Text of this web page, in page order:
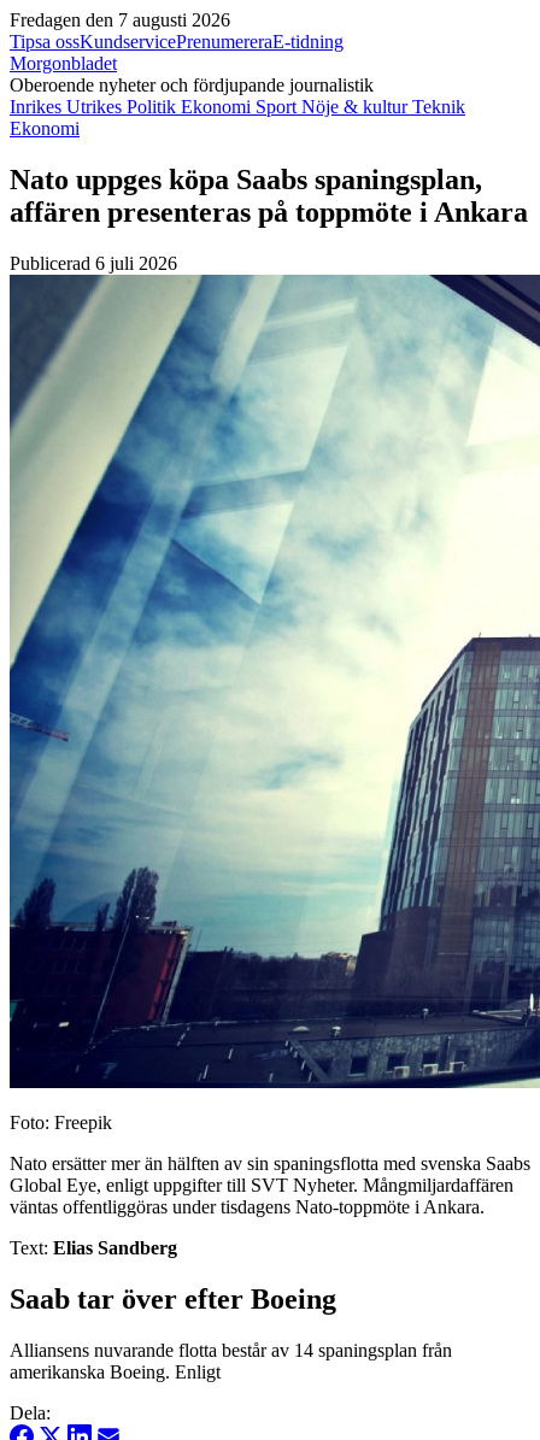
Fredagen den 7 augusti 2026
Tipsa ossKundservicePrenumereraE-tidning
Morgonbladet
Oberoende nyheter och fördjupande journalistik
Inrikes Utrikes Politik Ekonomi Sport Nöje & kulturTeknik
Ekonomi
Nato uppges köpa Saabs spaningsplan,
affären presenteras på toppmöte i Ankara
Publicerad 6 juli 2026
Foto: Freepik
Nato ersätter mer än hälften av sin spaningsflotta med svenska Saabs
Global Eye, enligt uppgifter till SVT Nyheter. Mångmiljardaffären
väntas offentliggöras under tisdagens Nato-toppmöte i Ankara.
Text: Elias Sandberg
Saab tar över efter Boeing
Alliansens nuvarande flotta består av 14 spaningsplan från
amerikanska Boeing. Enligt
Dela: